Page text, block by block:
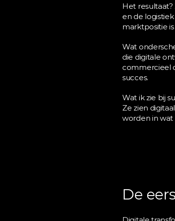
Het
en de
marktpositie
Wat
die digitale
commercieel
succes.
Wat ik zie bij
Ze zien
worden in wat
De